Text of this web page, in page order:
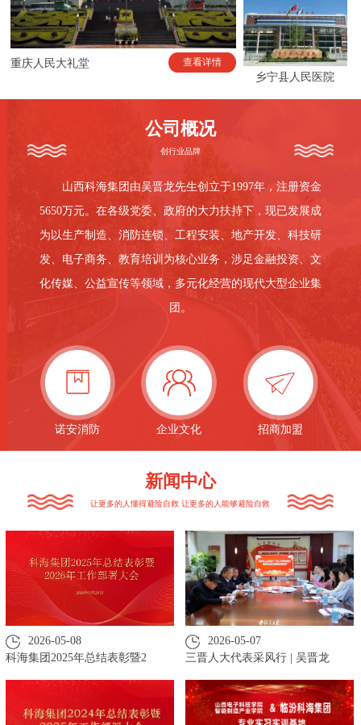
重庆人民大礼堂 查看详情
乡宁县人民医院
公司概况
创行业品牌
山西科海集团由吴晋龙先生创立于1997年，注册资金
5650万元。在各级党委、政府的大力扶持下，现已发展成
为以生产制造、消防连锁、工程安装、地产开发、科技研
发、电子商务、教育培训为核心业务，涉足金融投资、文
化传媒、公益宣传等领域，多元化经营的现代大型企业集
团。
诺安消防 企业文化 招商加盟
新闻中心
让更多的人懂得避险自救 让更多的人能够避险自救
2026-05-08
科海集团2025年总结表彰暨2
2026-05-07
三晋人大代表采风行 | 吴晋龙